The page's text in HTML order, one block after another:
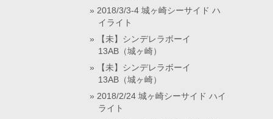
2018/3/3-4 城ヶ崎シーサイド ハ
イライト
【未】シンデレラボーイ
13AB（城ヶ崎）
【未】シンデレラボーイ
13AB（城ヶ崎）
2018/2/24 城ヶ崎シーサイド ハイ
ライト